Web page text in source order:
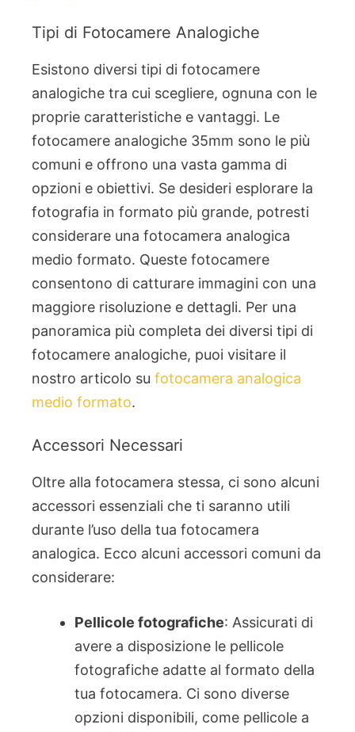
Tipi di Fotocamere Analogiche
Esistono diversi tipi di fotocamere
analogiche tra cui scegliere, ognuna con le
proprie caratteristiche e vantaggi. Le
fotocamere analogiche 35mm sono le più
comuni e offrono una vasta gamma di
opzioni e obiettivi. Se desideri esplorare la
fotografia in formato più grande, potresti
considerare una fotocamera analogica
medio formato. Queste fotocamere
consentono di catturare immagini con una
maggiore risoluzione e dettagli. Per una
panoramica più completa dei diversi tipi di
fotocamere analogiche, puoi visitare il
nostro articolo su fotocamera analogica
medio formato.
Accessori Necessari
Oltre alla fotocamera stessa, ci sono alcuni
accessori essenziali che ti saranno utili
durante l’uso della tua fotocamera
analogica. Ecco alcuni accessori comuni da
considerare:
Pellicole fotografiche: Assicurati di
avere a disposizione le pellicole
fotografiche adatte al formato della
tua fotocamera. Ci sono diverse
opzioni disponibili, come pellicole a